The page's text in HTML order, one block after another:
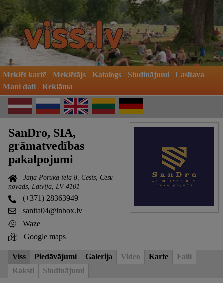
Meklēt kartē Meklētājs Katalogs Sludinājumi
Lasītava
Mani dati
Reklāma
SanDro, SIA,
grāmatvedības
pakalpojumi
Jāņa Poruka iela 8, Cēsis, Cēsu
novads, Latvija, LV-4101
(+371) 28363949
sanita04@inbox.lv
Waze
Google maps
Viss Piedāvājumi Galerija Video Karte
Faili
Raksti
Sludinājumi